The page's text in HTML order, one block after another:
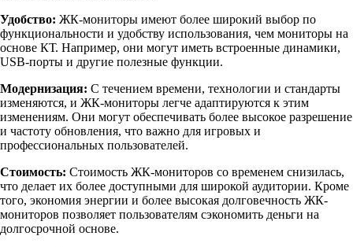
Удобство: ЖК-мониторы имеют более широкий выбор по
функциональности и удобству использования, чем мониторы на
основе КТ. Например, они могут иметь встроенные динамики,
USB-порты и другие полезные функции.
Модернизация: С течением времени, технологии и стандарты
изменяются, и ЖК-мониторы легче адаптируются к этим
изменениям. Они могут обеспечивать более высокое разрешение
и частоту обновления, что важно для игровых и
профессиональных пользователей.
Стоимость: Стоимость ЖК-мониторов со временем снизилась,
что делает их более доступными для широкой аудитории. Кроме
того, экономия энергии и более высокая долговечность ЖК-
мониторов позволяет пользователям сэкономить деньги на
долгосрочной основе.